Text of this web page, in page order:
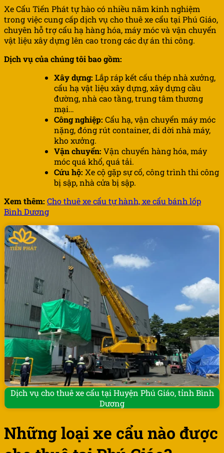
Xe Cẩu Tiến Phát tự hào có nhiều năm kinh nghiệm
trong việc cung cấp dịch vụ cho thuê xe cẩu tại Phú Giáo,
chuyên hỗ trợ cẩu hạ hàng hóa, máy móc và vận chuyển
vật liệu xây dựng lên cao trong các dự án thi công.
Dịch vụ của chúng tôi bao gồm:
Xây dựng: Lắp ráp kết cấu thép nhà xưởng,
cẩu hạ vật liệu xây dựng, xây dựng cầu
đường, nhà cao tầng, trung tâm thương
mại…
Công nghiệp: Cẩu hạ, vận chuyển máy móc
nặng, đóng rút container, di dời nhà máy,
kho xưởng.
Vận chuyển: Vận chuyển hàng hóa, máy
móc quá khổ, quá tải.
Cứu hộ: Xe cộ gặp sự cố, công trình thi công
bị sập, nhà cửa bị sập.
Xem thêm: Cho thuê xe cẩu tự hành, xe cẩu bánh lốp
Bình Dương
Dịch vụ cho thuê xe cẩu tại Huyện Phú Giáo, tỉnh Bình
Dương
Những loại xe cẩu nào được